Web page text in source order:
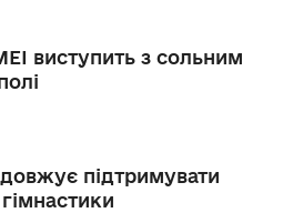
виступить з сольним
підтримувати